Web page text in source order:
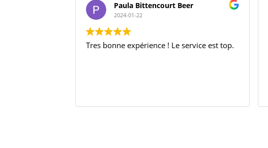
Paula Bittencourt Beer
2024-01-22
Tres bonne expérience ! Le service est top.